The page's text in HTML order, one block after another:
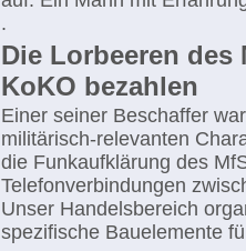
.
Die Lorbeeren des
KoKO bezahlen
Einer seiner Beschaffer
militärisch-relevanten
die Funkaufklärung des
Telefonverbindungen
Unser Handelsbereich
spezifische Bauelemente